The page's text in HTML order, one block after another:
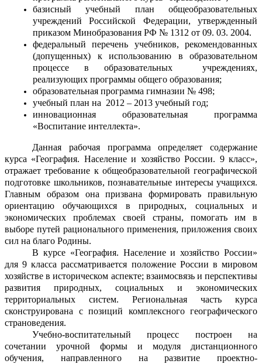
базисный учебный план общеобразовательных
учреждений Российской Федерации, утвержденный
приказом Минобразования РФ № 1312 от 09. 03. 2004.
федеральный перечень учебников, рекомендованных
(допущенных) к использованию в образовательном
процессе в образовательных учреждениях,
реализующих программы общего образования;
образовательная программа гимназии № 498;
учебный план на 2012 – 2013 учебный год;
инновационная образовательная программа
«Воспитание интеллекта».
Данная рабочая программа определяет содержание
курса «География. Население и хозяйство России. 9 класс»,
отражает требование к общеобразовательной географической
подготовке школьников, познавательные интересы учащихся.
Главным образом она призвана формировать правильную
ориентацию обучающихся в природных, социальных и
экономических проблемах своей страны, помогать им в
выборе путей рационального применения, приложения своих
сил на благо Родины.
В курсе «География. Население и хозяйство России»
для 9 класса рассматривается положение России в мировом
хозяйстве в историческом аспекте; взаимосвязь и перспективы
развития природных, социальных и экономических
территориальных систем. Региональная часть курса
сконструирована с позиций комплексного географического
страноведения.
Учебно-воспитательный процесс построен на
сочетании урочной формы и модуля дистанционного
обучения, направленного на развитие проектно-